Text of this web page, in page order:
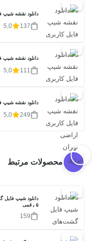
20%
دانلود نقشه شیپ
137
5,0
20%
دانلود نقشه
111
5,0
20%
دانلود نقشه شیپ
249
5,0
محصولات مرتبط
30%
۵ رقمی
159
30%